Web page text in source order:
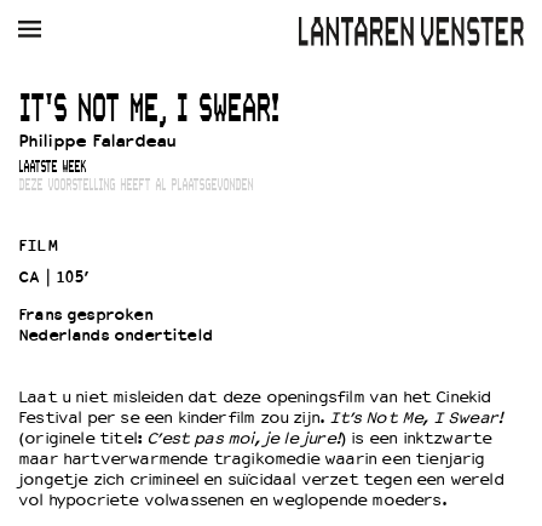
AGENDA FILM MUZIEK RESTAURANT
Winkelmandje
Zoek
Openingstijden & contact
Bereikbaarheid
Kaartverkoop
EDUCATIE
Schoolvoorstellingen
Filmprogramma’s Primair Onderwijs
Filmprogramma’s VO/MBO
Speciale educatieprogramma’s
IT'S NOT ME, I SWEAR!
Philippe Falardeau
LAATSTE WEEK
DEZE VOORSTELLING HEEFT AL PLAATSGEVONDEN
FILM
CA
105’
Frans gesproken
Nederlands ondertiteld
Laat u niet misleiden dat deze openingsfilm van het Cinekid
Festival per se een kinderfilm zou zijn. It’s Not Me, I Swear!
(originele titel: C’est pas moi, je le jure!) is een inktzwarte
maar hartverwarmende tragikomedie waarin een tienjarig
jongetje zich crimineel en suïcidaal verzet tegen een wereld
vol hypocriete volwassenen en weglopende moeders.